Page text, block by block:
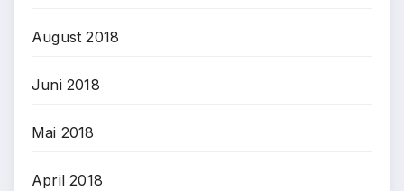
August 2018
Juni 2018
Mai 2018
April 2018